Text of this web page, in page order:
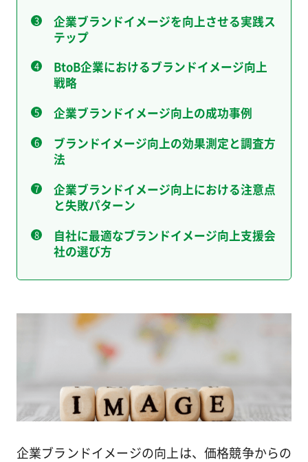
企業ブランドイメージを向上させる実践ス
テップ
BtoB企業におけるブランドイメージ向上
戦略
企業ブランドイメージ向上の成功事例
ブランドイメージ向上の効果測定と調査方
法
企業ブランドイメージ向上における注意点
と失敗パターン
自社に最適なブランドイメージ向上支援会
社の選び方
企業ブランドイメージの向上は、価格競争からの